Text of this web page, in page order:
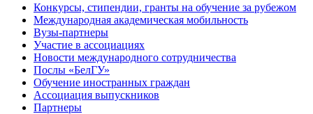
Конкурсы, стипендии, гранты на обучение за рубежом
Международная академическая мобильность
Вузы-партнеры
Участие в ассоциациях
Новости международного сотрудничества
Послы «БелГУ»
Обучение иностранных граждан
Ассоциация выпускников
Партнеры